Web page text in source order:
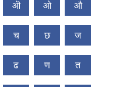
ऒ ओ औ
च छ ज
ढ ण त